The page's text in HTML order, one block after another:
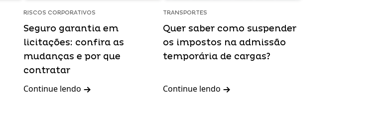
RISCOS CORPORATIVOS
Seguro garantia em
licitações: confira as
mudanças e por que
contratar
Continue lendo
TRANSPORTES
Quer saber como suspender
os impostos na admissão
temporária de cargas?
Continue lendo